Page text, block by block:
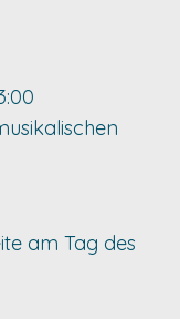
am Tag des